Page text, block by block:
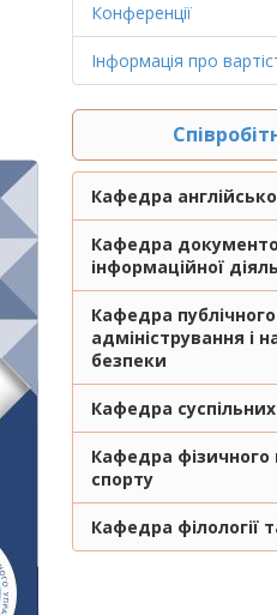
Конференції
Інформація про
Кафедра
Кафедра
інформаційної
Кафедра
адміністрування і
безпеки
Кафедра
Кафедра фізичного
спорту
Кафедра філології